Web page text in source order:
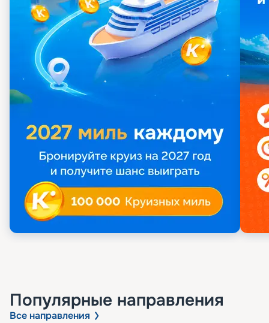
Популярные направления
Все направления